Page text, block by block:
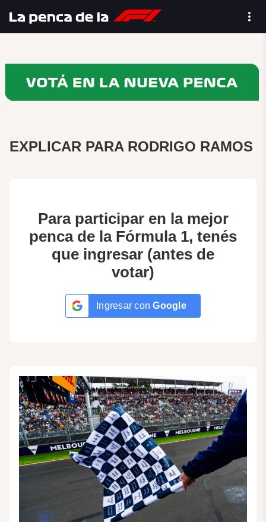
EXPLICAR PARA RODRIGO RAMOS
Para participar en la mejor
penca de la Fórmula 1, tenés
que ingresar (antes de
votar)
Ingresar conGoogle